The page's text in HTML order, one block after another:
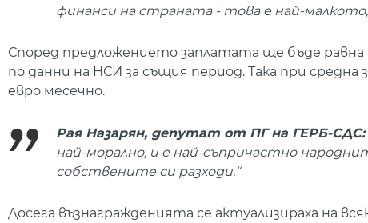
финанси на страната - това е най-
Според предложението заплатата ще бъде
по данни на НСИ за същия период. Така при
евро месечно.
Рая Назарян, депутат от ПГ на ГЕРБ-СДС:
най-морално, и е най-съпричастно
собствените си разходи.“
Досега възнагражденията се актуализираха на